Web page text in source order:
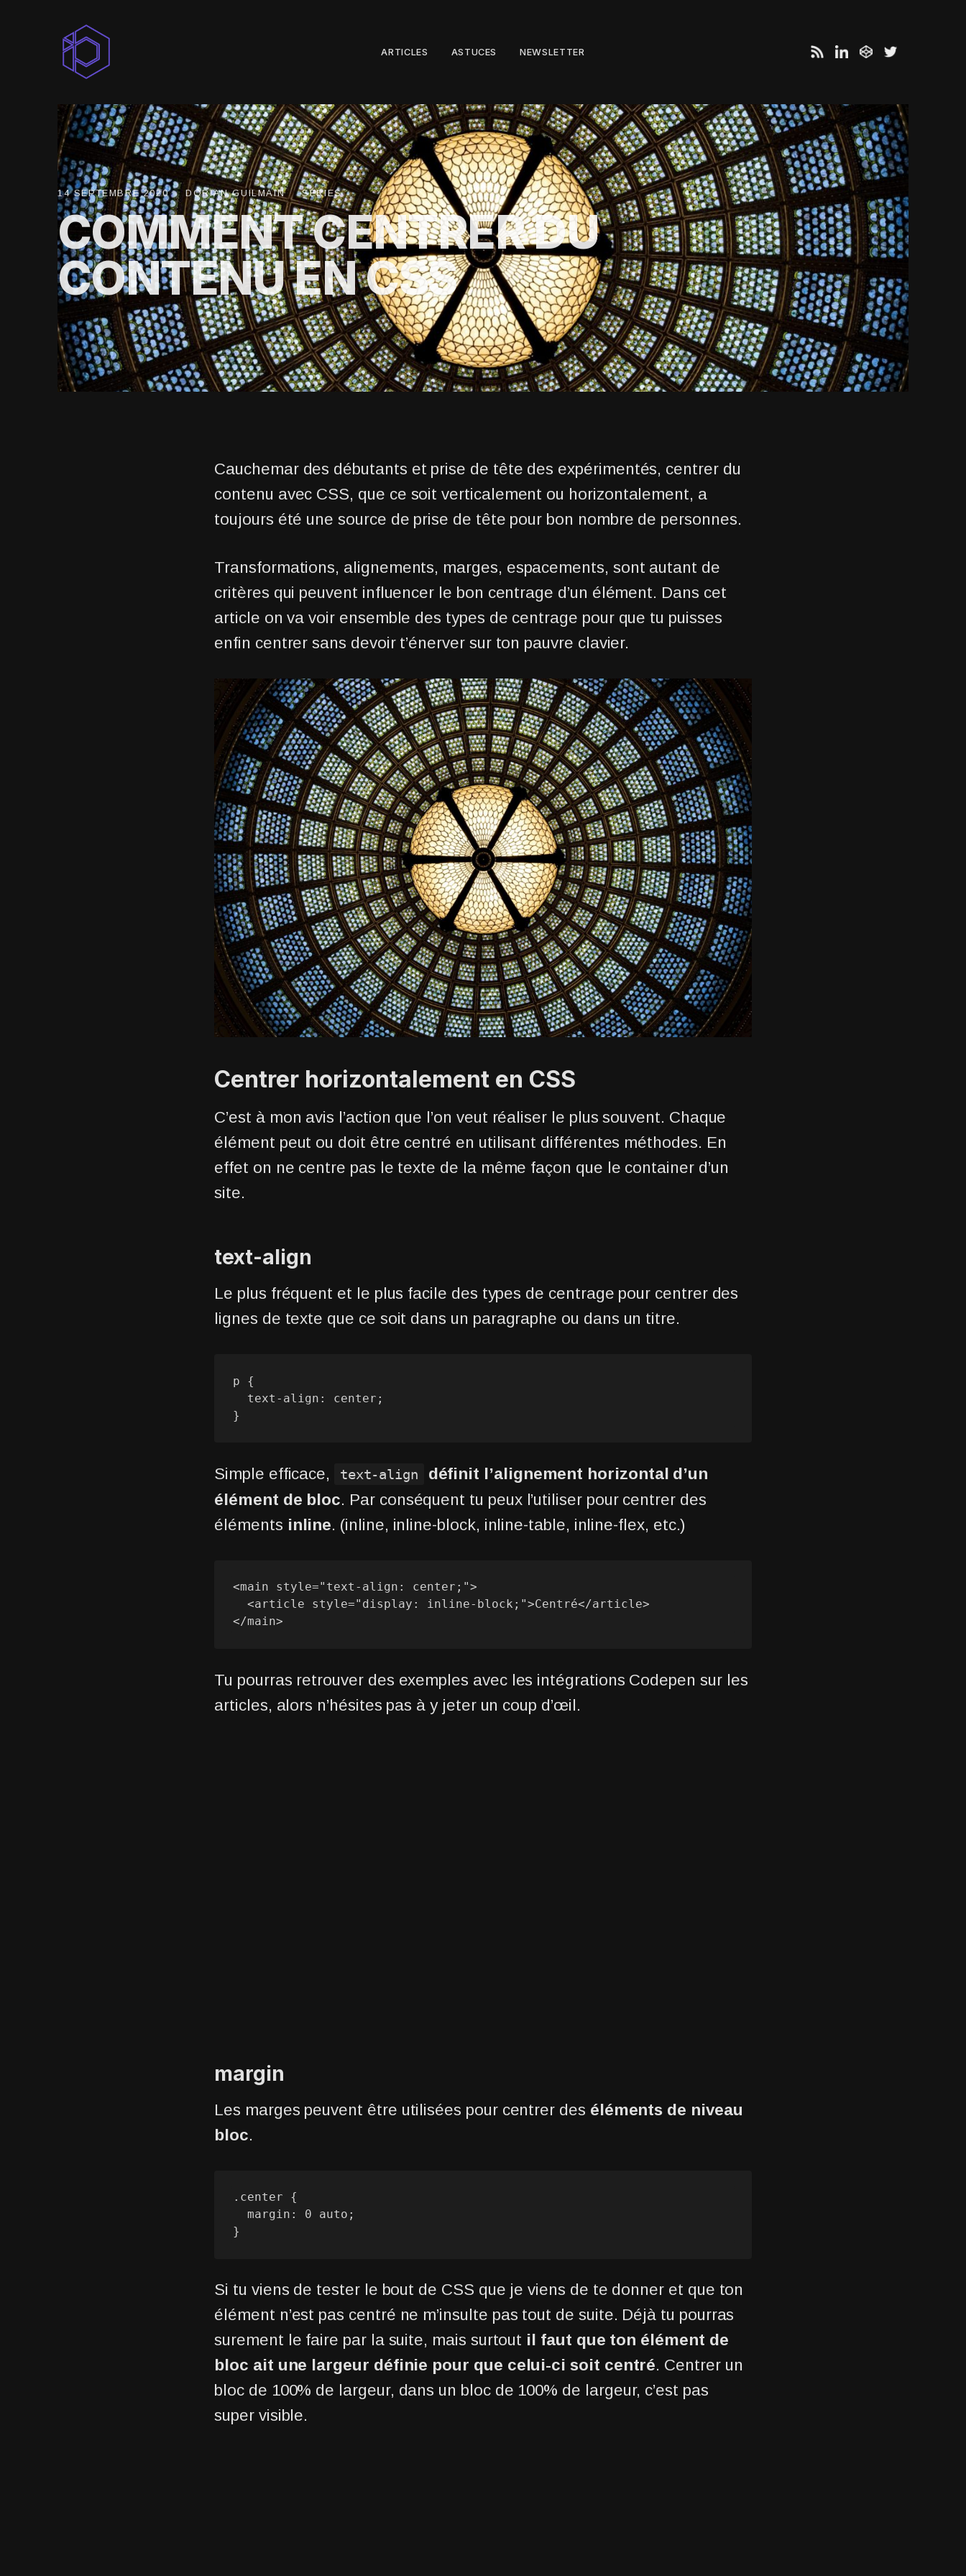
ARTICLES ASTUCES NEWSLETTER
14 SEPTEMBRE 2020 DORIAN GUILMAIN SÉRIES
COMMENT CENTRER DU
CONTENU EN CSS
Cauchemar des débutants et prise de tête des expérimentés, centrer du
contenu avec CSS, que ce soit verticalement ou horizontalement, a
toujours été une source de prise de tête pour bon nombre de personnes.
Transformations, alignements, marges, espacements, sont autant de
critères qui peuvent influencer le bon centrage d’un élément. Dans cet
article on va voir ensemble des types de centrage pour que tu puisses
enfin centrer sans devoir t’énerver sur ton pauvre clavier.
Centrer horizontalement en CSS
C’est à mon avis l’action que l’on veut réaliser le plus souvent. Chaque
élément peut ou doit être centré en utilisant différentes méthodes. En
effet on ne centre pas le texte de la même façon que le container d’un
site.
text-align
Le plus fréquent et le plus facile des types de centrage pour centrer des
lignes de texte que ce soit dans un paragraphe ou dans un titre.
p {
}
Simple efficace, text-align
définit l’alignement horizontal d’un
élément de bloc. Par conséquent tu peux l’utiliser pour centrer des
éléments inline. (inline, inline-block, inline-table, inline-flex, etc.)
<main style="text-align: center;">
</main>
Tu pourras retrouver des exemples avec les intégrations Codepen sur les
articles, alors n’hésites pas à y jeter un coup d’œil.
margin
Les marges peuvent être utilisées pour centrer des éléments de niveau
bloc.
.center {
}
Si tu viens de tester le bout de CSS que je viens de te donner et que ton
élément n’est pas centré ne m’insulte pas tout de suite. Déjà tu pourras
surement le faire par la suite, mais surtout il faut que ton élément de
bloc ait une largeur définie pour que celui-ci soit centré. Centrer un
bloc de 100% de largeur, dans un bloc de 100% de largeur, c’est pas
super visible.